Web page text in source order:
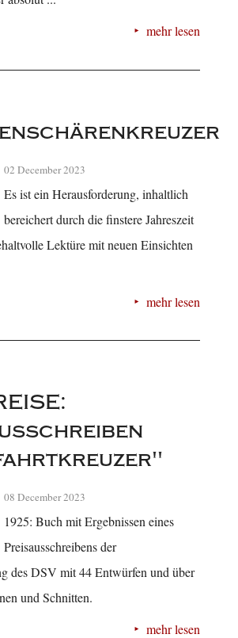
mehr lesen
02 December 2023
Es ist ein Herausforderung, inhaltlich
bereichert durch die finstere Jahreszeit
Lektüre mit neuen Einsichten
mehr lesen
08 December 2023
1925: Buch mit Ergebnissen eines
Preisausschreibens der
des DSV mit 44 Entwürfen und über
und Schnitten.
mehr lesen